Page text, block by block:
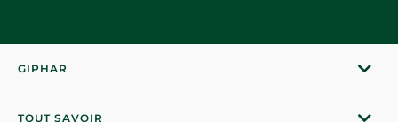
GIPHAR
TOUT SAVOIR